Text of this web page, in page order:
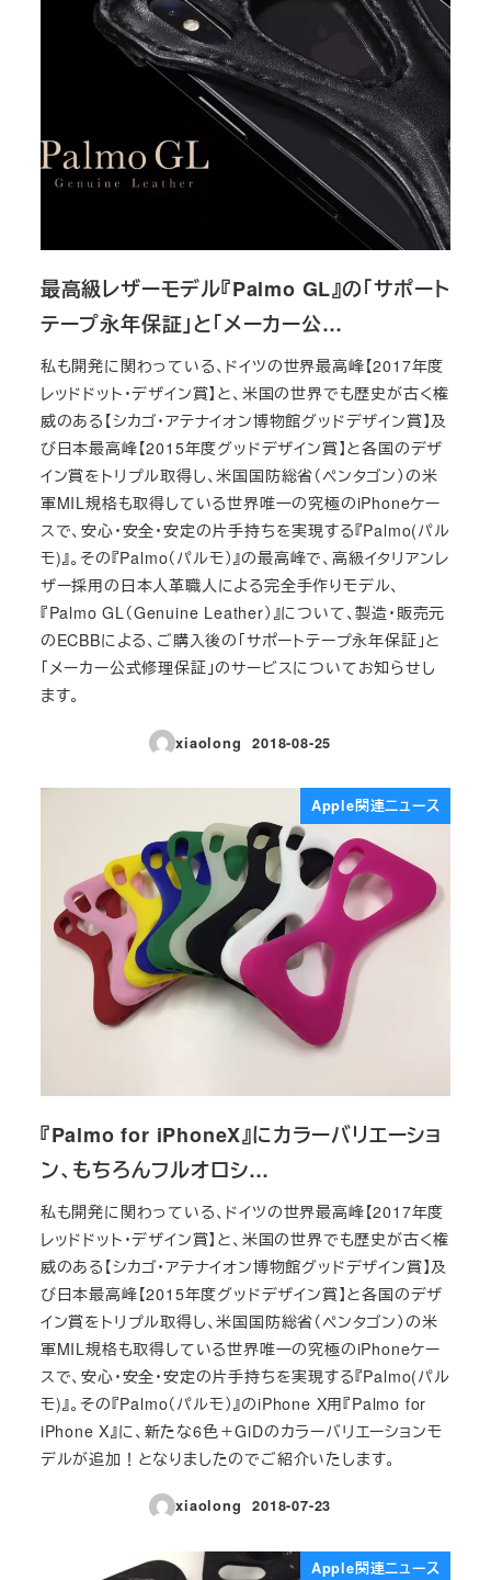
最高級レザーモデル『Palmo GL』の「サポート
テープ永年保証」と「メーカー公…
私も開発に関わっている、ドイツの世界最高峰【2017年度
レッドドット・デザイン賞】と、米国の世界でも歴史が古く権
威のある【シカゴ・アテナイオン博物館グッドデザイン賞】及
び日本最高峰【2015年度グッドデザイン賞】と各国のデザ
イン賞をトリプル取得し、米国国防総省（ペンタゴン）の米
軍MIL規格も取得している世界唯一の究極のiPhoneケー
スで、安心・安全・安定の片手持ちを実現する『Palmo(パル
モ)』。その『Palmo（パルモ）』の最高峰で、高級イタリアンレ
ザー採用の日本人革職人による完全手作りモデル、
『Palmo GL（Genuine Leather）』について、製造・販売元
のECBBによる、ご購入後の「サポートテープ永年保証」と
「メーカー公式修理保証」のサービスについてお知らせし
ます。
xiaolong
投稿日
2018-08-25
Apple関連ニュース
『Palmo for iPhoneX』にカラーバリエーショ
ン、もちろんフルオロシ…
私も開発に関わっている、ドイツの世界最高峰【2017年度
レッドドット・デザイン賞】と、米国の世界でも歴史が古く権
威のある【シカゴ・アテナイオン博物館グッドデザイン賞】及
び日本最高峰【2015年度グッドデザイン賞】と各国のデザ
イン賞をトリプル取得し、米国国防総省（ペンタゴン）の米
軍MIL規格も取得している世界唯一の究極のiPhoneケー
スで、安心・安全・安定の片手持ちを実現する『Palmo(パル
モ)』。その『Palmo（パルモ）』のiPhone X用『Palmo for
iPhone X』に、新たな6色＋GiDのカラーバリエーションモ
デルが追加！となりましたのでご紹介いたします。
xiaolong
投稿日
2018-07-23
Apple関連ニュース